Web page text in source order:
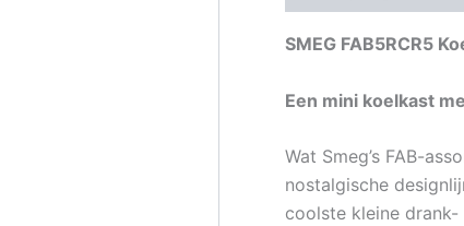
SMEG FAB5RCR5
Een mini koelkast
Wat Smeg’s FAB-
nostalgische
coolste kleine